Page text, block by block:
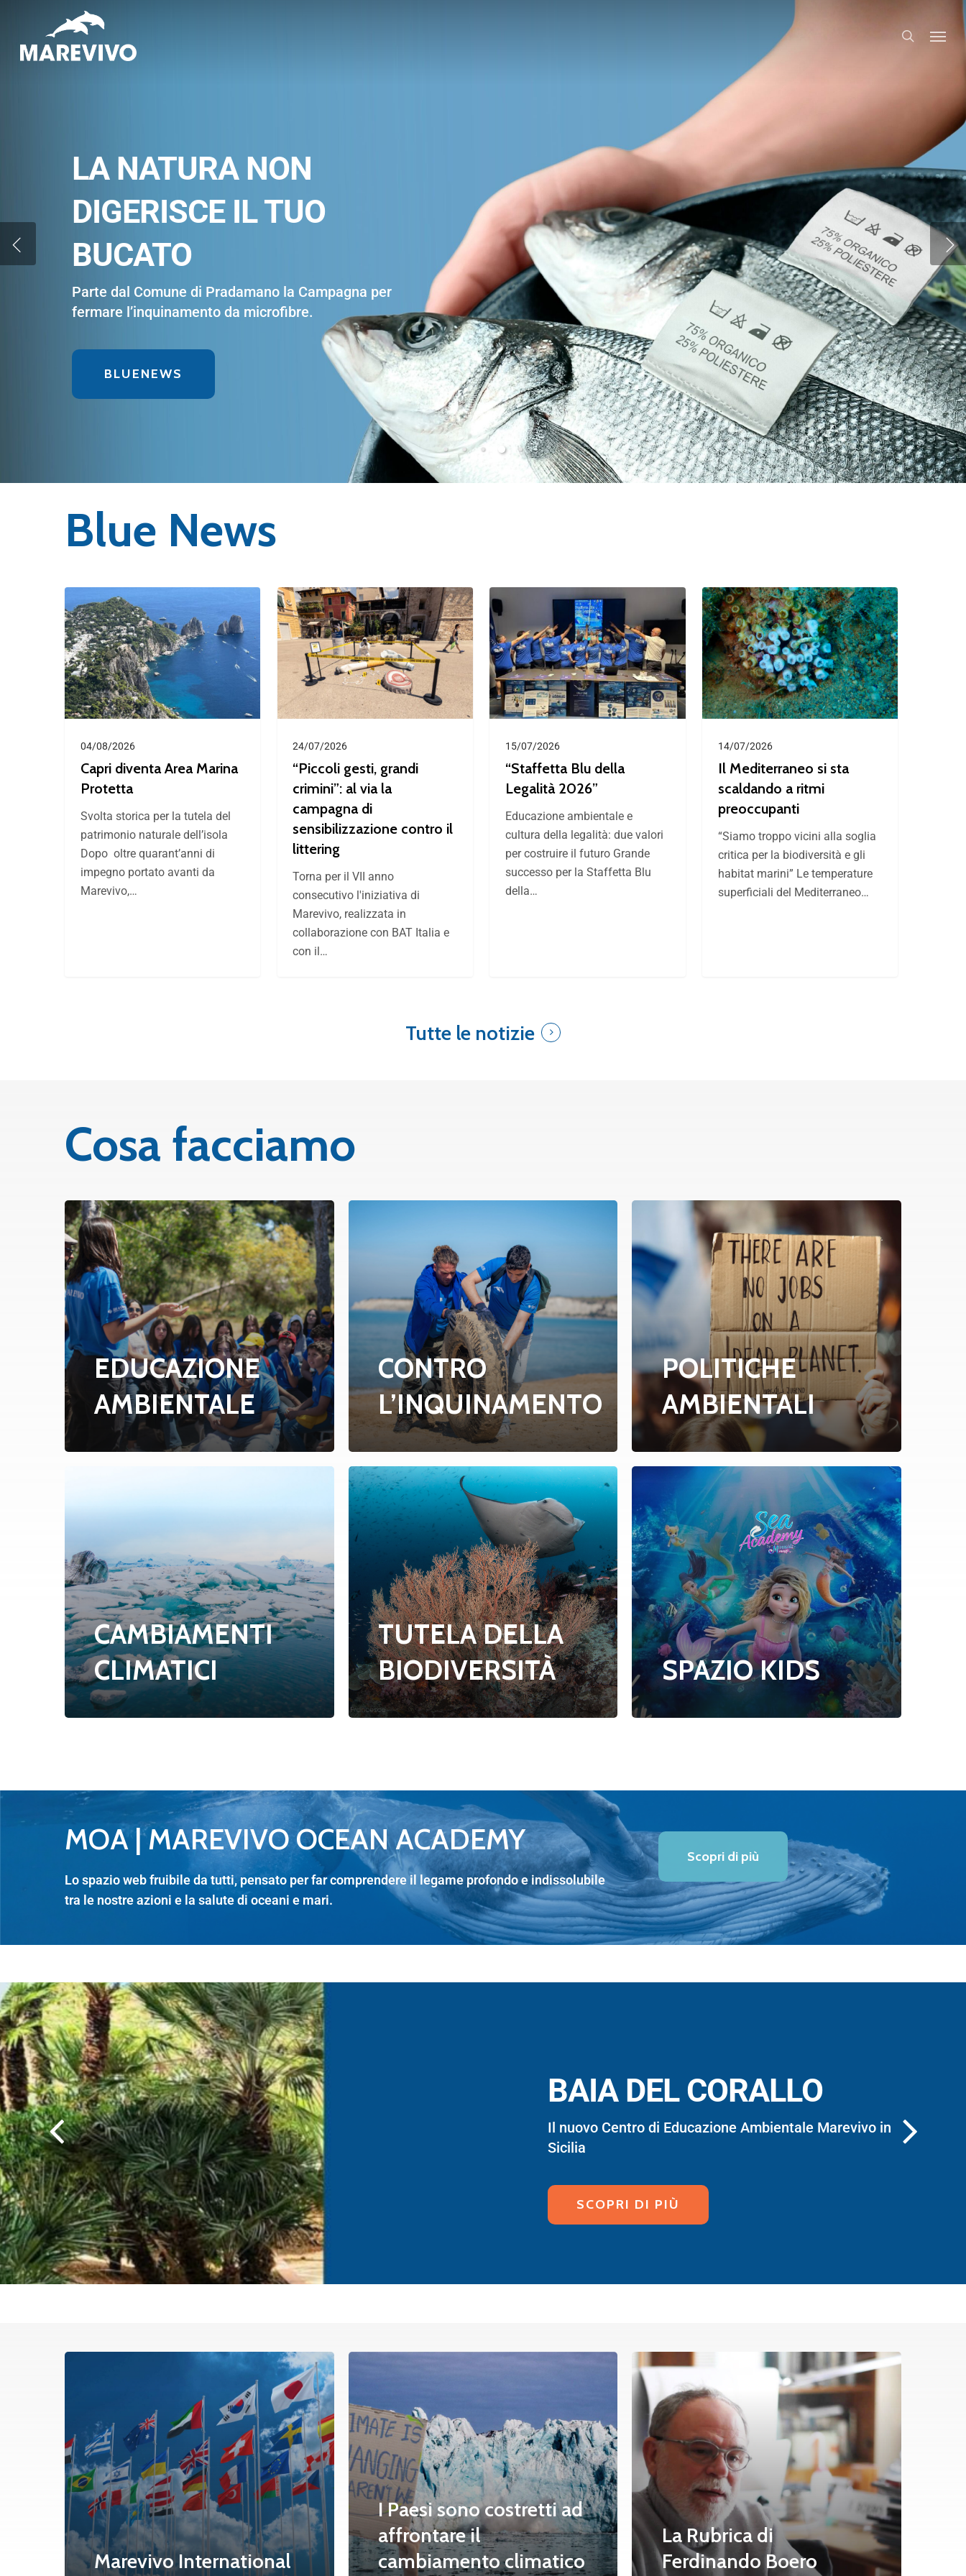
main
search
LA NATURA NON
DIGERISCE IL TUO
BUCATO
Parte dal Comune di Pradamano la Campagna per
fermare l’inquinamento da microfibre.
BLUENEWS
Blue News
04/08/2026
Capri diventa Area Marina
Protetta
Svolta storica per la tutela del
patrimonio naturale dell’isola
Dopo oltre quarant’anni di
impegno portato avanti da
Marevivo,…
24/07/2026
“Piccoli gesti, grandi
crimini”: al via la
campagna di
sensibilizzazione contro il
littering
Torna per il VII anno
consecutivo l'iniziativa di
Marevivo, realizzata in
collaborazione con BAT Italia e
con il…
15/07/2026
“Staffetta Blu della
Legalità 2026”
Educazione ambientale e
cultura della legalità: due valori
per costruire il futuro Grande
successo per la Staffetta Blu
della…
14/07/2026
Il Mediterraneo si sta
scaldando a ritmi
preoccupanti
“Siamo troppo vicini alla soglia
critica per la biodiversità e gli
habitat marini” Le temperature
superficiali del Mediterraneo…
Tutte le notizie
Cosa facciamo
EDUCAZIONE
AMBIENTALE
CONTRO
L’INQUINAMENTO
POLITICHE
AMBIENTALI
CAMBIAMENTI
CLIMATICI
TUTELA DELLA
BIODIVERSITÀ
SPAZIO KIDS
MOA | MAREVIVO OCEAN ACADEMY
Lo spazio web fruibile da tutti, pensato per far comprendere il legame profondo e indissolubile
tra le nostre azioni e la salute di oceani e mari.
Scopri di più
BAIA DEL CORALLO
Il nuovo Centro di Educazione Ambientale Marevivo in
Sicilia
SCOPRI DI PIÙ
Marevivo International
I Paesi sono costretti ad
affrontare il
cambiamento climatico
La Rubrica di
Ferdinando Boero